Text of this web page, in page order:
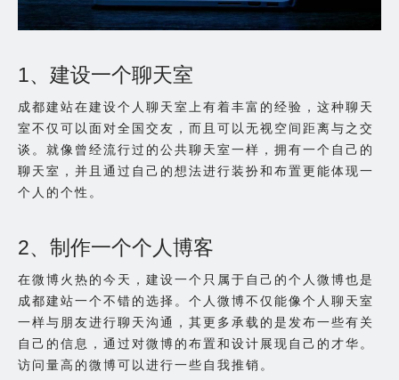
1、建设一个聊天室
成都建站在建设个人聊天室上有着丰富的经验，这种聊天
室不仅可以面对全国交友，而且可以无视空间距离与之交
谈。就像曾经流行过的公共聊天室一样，拥有一个自己的
聊天室，并且通过自己的想法进行装扮和布置更能体现一
个人的个性。
2、制作一个个人博客
在微博火热的今天，建设一个只属于自己的个人微博也是
成都建站一个不错的选择。个人微博不仅能像个人聊天室
一样与朋友进行聊天沟通，其更多承载的是发布一些有关
自己的信息，通过对微博的布置和设计展现自己的才华。
访问量高的微博可以进行一些自我推销。